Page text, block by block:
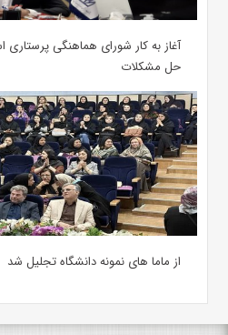
آغاز به کار شورای هماهنگی پرستاری
حل مشکلات
از ماما های نمونه دانشگاه تجلیل شد